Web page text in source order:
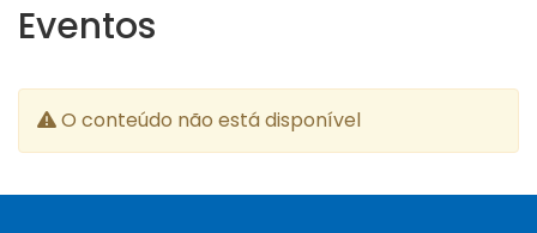
Eventos
O conteúdo não está disponível